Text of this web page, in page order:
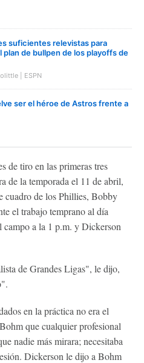
suficientes relevistas para
plan de bullpen de los playoffs de
| ESPN
ser el héroe de Astros frente a
de tiro en las primeras tres
de la temporada el 11 de abril,
cuadro de los Phillies, Bobby
el trabajo temprano al día
campo a la 1 p.m. y Dickerson
de Grandes Ligas", le dijo,
en la práctica no era el
que cualquier profesional
nadie más mirara; necesitaba
Dickerson le dijo a Bohm